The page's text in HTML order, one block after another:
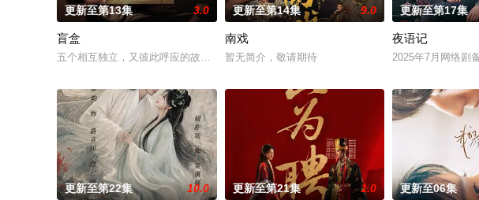
更新至第13集 3.0
盲盒
五个相互独立，又彼此呼应的故事——用一场精心策划的“夏令营”完成复仇的受害者；临终前
更新至第14集 9.0
南戏
暂无简介，敬请期待
更新至第17集
夜语记
2025年7月网络剧
更新至第22集 10.0 更新至第21集 1.0 更新至06集